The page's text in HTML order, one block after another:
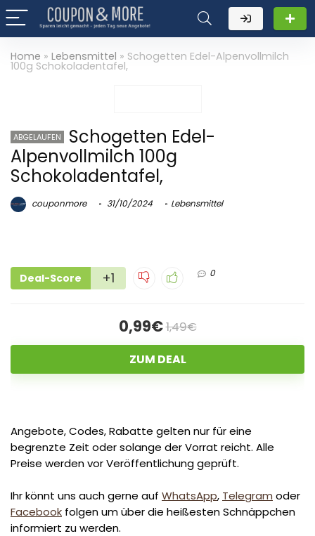
Home » Lebensmittel » Schogetten Edel-Alpenvollmilch
100g Schokoladentafel,
ABGELAUFEN
Schogetten Edel-
Alpenvollmilch 100g
Schokoladentafel,
couponmore 31/10/2024 Lebensmittel
Deal-Score +1 0
0,99€1,49€
ZUM DEAL
Angebote, Codes, Rabatte gelten nur für eine
begrenzte Zeit oder solange der Vorrat reicht. Alle
Preise werden vor Veröffentlichung geprüft.
Ihr könnt uns auch gerne auf WhatsApp, Telegram oder
Facebook folgen um über die heißesten Schnäppchen
informiert zu werden.